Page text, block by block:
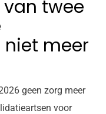
van twee
meer
geen zorg meer
voor